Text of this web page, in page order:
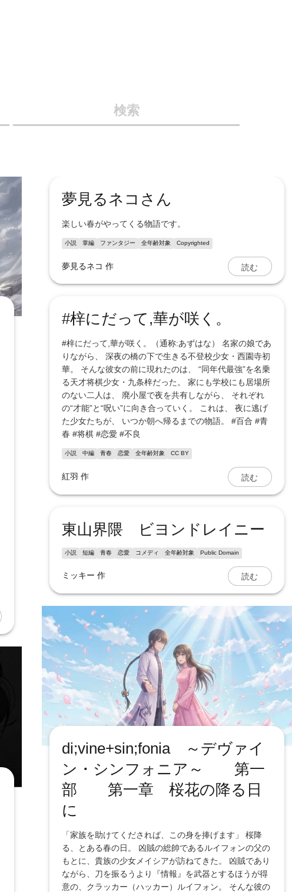
検索
夢見るネコさん
楽しい春がやってくる物語です。
小説 掌編 ファンタジー 全年齢対象 Copyrighted
夢見るネコ 作 読む
#梓にだって,華が咲く。
#梓にだって,華が咲く。（通称:あずはな） 名家の娘であ
りながら、 深夜の橋の下で生きる不登校少女・西園寺初
華。 そんな彼女の前に現れたのは、 “同年代最強”を名乗
る天才将棋少女・九条梓だった。 家にも学校にも居場所
のない二人は、 廃小屋で夜を共有しながら、 それぞれ
の“才能”と“呪い”に向き合っていく。 これは、 夜に逃げ
た少女たちが、 いつか朝へ帰るまでの物語。 #百合 #青
春 #将棋 #恋愛 #不良
小説 中編 青春 恋愛 全年齢対象 CC BY
紅羽 作 読む
東山界隈 ビヨンドレイニー
小説 短編 青春 恋愛 コメディ 全年齢対象 Public Domain
ミッキー 作 読む
di;vine+sin;fonia ～デヴァイ
ン・シンフォニア～ 第一
部 第一章 桜花の降る日
に
「家族を助けてくだされば、この身を捧げます」 桜降
る、とある春の日。 凶賊の総帥であるルイフォンの父の
もとに、貴族の少女メイシアが訪ねてきた。 凶賊であり
ながら、刀を振るうより『情報』を武器とするほうが得
意の、クラッカー（ハッカー）ルイフォン。 そんな彼の